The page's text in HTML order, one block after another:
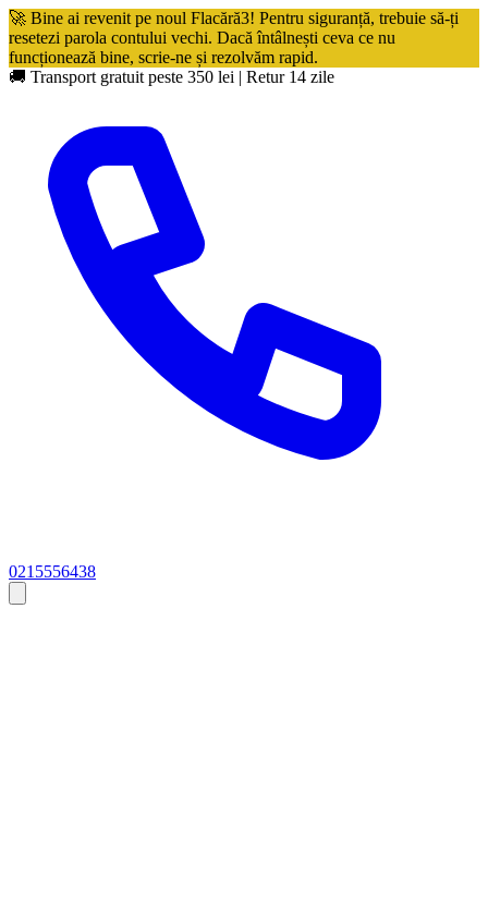
🚀 Bine ai revenit pe noul Flacără3! Pentru siguranță, trebuie să-ți
resetezi parola contului vechi. Dacă întâlnești ceva ce nu
funcționează bine, scrie-ne și rezolvăm rapid.
🚚 Transport gratuit peste 350 lei | Retur 14 zile
0215556438